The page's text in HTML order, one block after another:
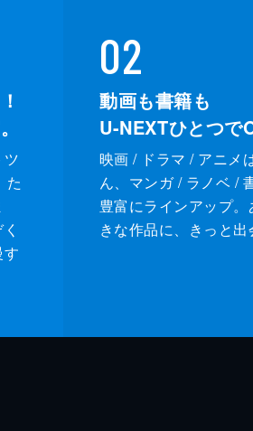
た
02
動画も書籍も
U-NEXTひとつで
映画 / ドラマ / アニメ
ん、マンガ / ラノベ /
豊富にラインアップ
きな作品に、きっと出